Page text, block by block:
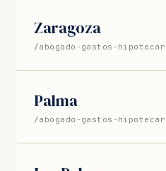
Zaragoza
/abogado-gastos-
Palma
/abogado-gastos-